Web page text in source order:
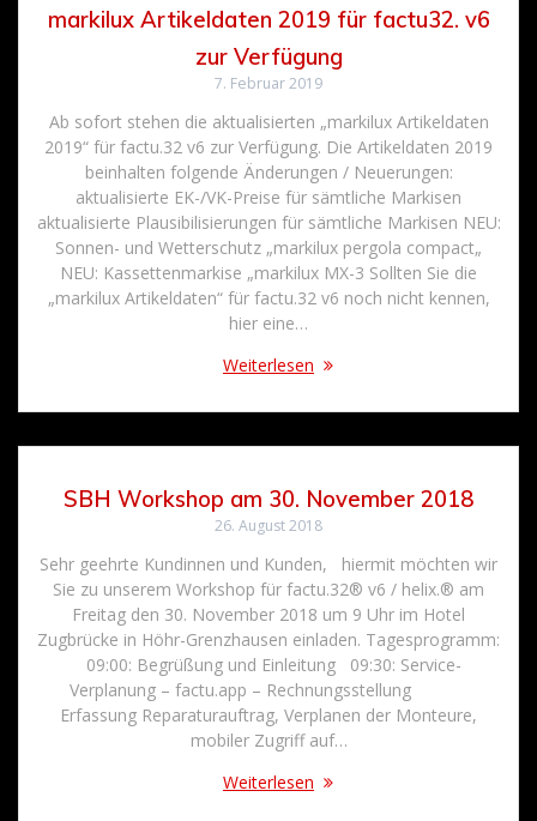
markilux Artikeldaten 2019 für factu32. v6
zur Verfügung
7. Februar 2019
Ab sofort stehen die aktualisierten „markilux Artikeldaten
2019“ für factu.32 v6 zur Verfügung. Die Artikeldaten 2019
beinhalten folgende Änderungen / Neuerungen:
aktualisierte EK-/VK-Preise für sämtliche Markisen
aktualisierte Plausibilisierungen für sämtliche Markisen NEU:
Sonnen- und Wetterschutz „markilux pergola compact„
NEU: Kassettenmarkise „markilux MX-3 Sollten Sie die
„markilux Artikeldaten“ für factu.32 v6 noch nicht kennen,
hier eine…
Weiterlesen
SBH Workshop am 30. November 2018
26. August 2018
Sehr geehrte Kundinnen und Kunden, hiermit möchten wir
Sie zu unserem Workshop für factu.32® v6 / helix.® am
Freitag den 30. November 2018 um 9 Uhr im Hotel
Zugbrücke in Höhr-Grenzhausen einladen. Tagesprogramm:
09:00: Begrüßung und Einleitung 09:30: Service-
Verplanung – factu.app – Rechnungsstellung
Erfassung Reparaturauftrag, Verplanen der Monteure,
mobiler Zugriff auf…
Weiterlesen